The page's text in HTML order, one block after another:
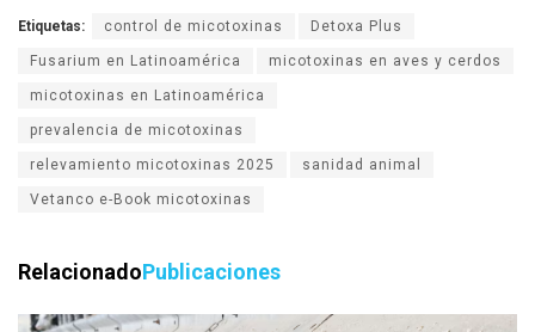
Etiquetas: control de micotoxinas Detoxa Plus
Fusarium en Latinoamérica micotoxinas en aves y cerdos
micotoxinas en Latinoamérica
prevalencia de micotoxinas
relevamiento micotoxinas 2025 sanidad animal
Vetanco e-Book micotoxinas
RelacionadoPublicaciones